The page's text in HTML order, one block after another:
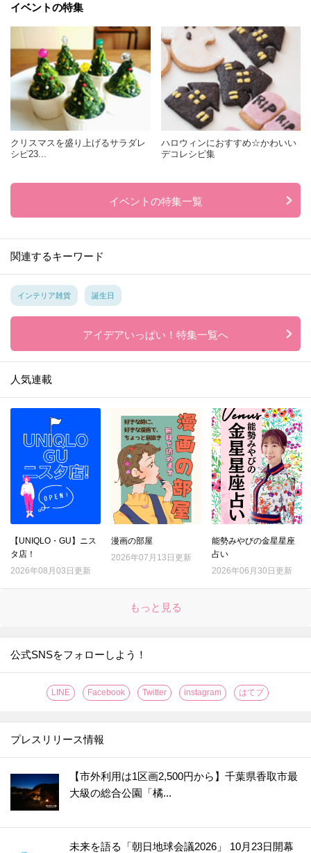
イベントの特集
クリスマスを盛り上げるサラダレ
シピ23...
ハロウィンにおすすめ☆かわいい
デコレシピ集
イベントの特集一覧
関連するキーワード
インテリア雑貨 誕生日
アイデアいっぱい！特集一覧へ
人気連載
【UNIQLO・GU】ニス
タ店！
2026年08月03日更新
漫画の部屋
2026年07月13日更新
能勢みやびの金星星座
占い
2026年06月30日更新
もっと見る
公式SNSをフォローしよう！
LINE Facebook Twitter instagram はてブ
プレスリリース情報
【市外利用は1区画2,500円から】千葉県香取市最
大級の総合公園「橘...
未来を語る「朝日地球会議2026」 10月23日開幕